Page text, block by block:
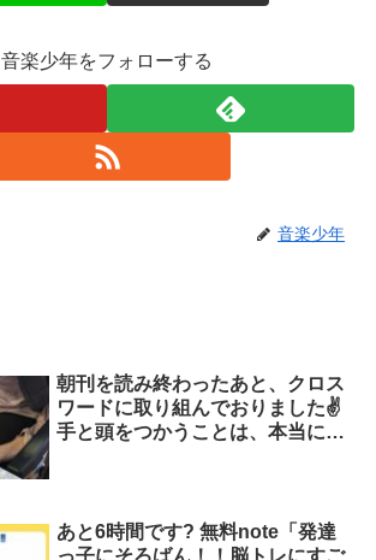
音楽少年をフォローする
音楽少年
朝刊を読み終わったあと、クロス
ワードに取り組んでおりました✌️
手と頭をつかうことは、本当に素
あと6時間です? 無料note「発達